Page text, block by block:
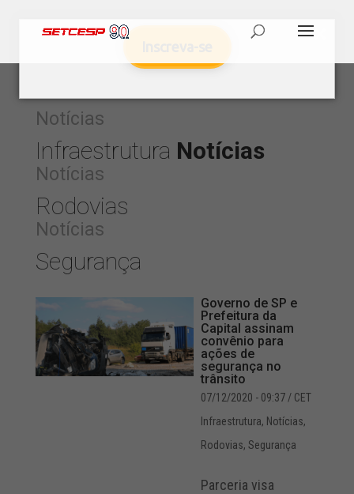
Notícias
Infraestrutura Notícias
Notícias
Rodovias
Notícias
Segurança
Governo de SP e
Prefeitura da
Capital assinam
convênio para
ações de
segurança no
trânsito
07/12/2020 - 09:37/ CET
Infraestrutura, Notícias,
Rodovias, Segurança
Parceria visa